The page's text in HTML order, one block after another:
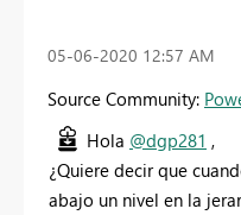
‎05-06-2020 12:57 AM
Source Community:
Hola @dgp281 ,
¿Quiere decir que
abajo un nivel en la